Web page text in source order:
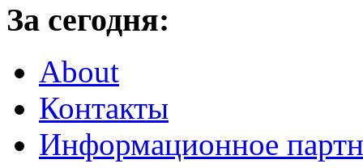
За сегодня:
About
Контакты
Информационное